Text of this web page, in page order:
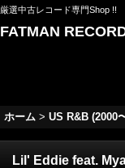
厳選中古レコード専門Shop !!
FATMAN
ホーム > US R&B (2000
Lil' Eddie feat.